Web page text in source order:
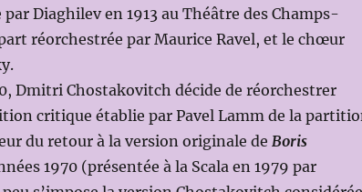
Diaghilev en 1913 au Théâtre des Champs-
réorchestrée par Maurice Ravel, et le chœur
Dmitri Chostakovitch décide de réorchestrer
critique établie par Pavel Lamm de la
du retour à la version originale de Boris
1970 (présentée à la Scala en 1979 par